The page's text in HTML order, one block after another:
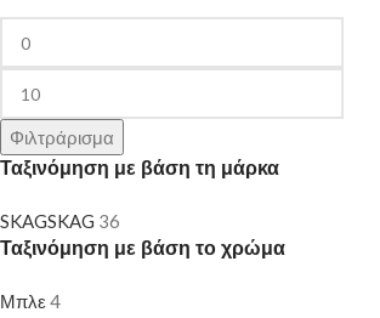
Φιλτράρισμα
Ταξινόμηση με βάση τη μάρκα
SKAGSKAG 36
Ταξινόμηση με βάση το χρώμα
Μπλε4